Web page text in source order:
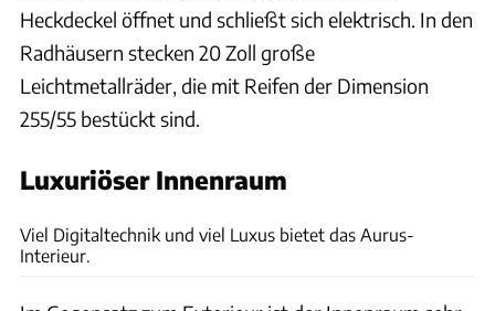
Heckdeckel öffnet und schließt sich elektrisch. In den
Radhäusern stecken 20 Zoll große
Leichtmetallräder, die mit Reifen der Dimension
255/55 bestückt sind.
Luxuriöser Innenraum
Viel Digitaltechnik und viel Luxus bietet das Aurus-
Interieur.